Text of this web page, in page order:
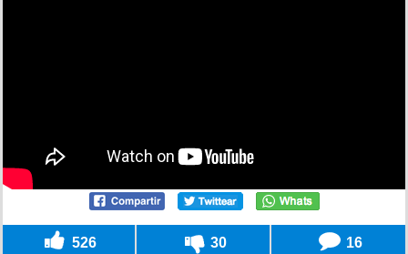
526 30 16